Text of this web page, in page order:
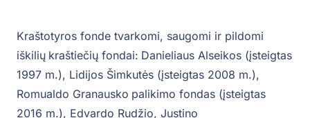
Kraštotyros fonde tvarkomi, saugomi ir pildomi
iškilių kraštiečių fondai: Danieliaus Alseikos (įsteigtas
1997 m.), Lidijos Šimkutės (įsteigtas 2008 m.),
Romualdo Granausko palikimo fondas (įsteigtas
2016 m.), Edvardo Rudžio, Justino